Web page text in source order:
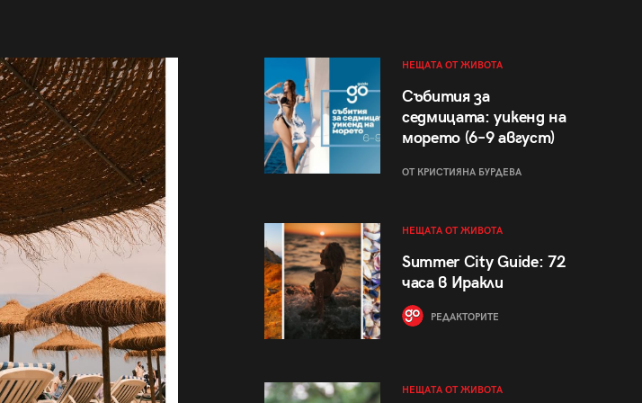
НЕЩАТА ОТ ЖИВОТА
Събития за
седмицата: уикенд на
морето (6–9 август)
ОТ КРИСТИЯНА БУРДЕВА
НЕЩАТА ОТ ЖИВОТА
Summer City Guide: 72
часа в Иракли
РЕДАКТОРИТЕ
НЕЩАТА ОТ ЖИВОТА